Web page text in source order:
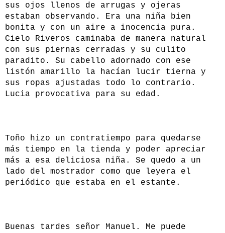
sus ojos llenos de arrugas y ojeras
estaban observando. Era una niña bien
bonita y con un aire a inocencia pura.
Cielo Riveros caminaba de manera natural
con sus piernas cerradas y su culito
paradito. Su cabello adornado con ese
listón amarillo la hacían lucir tierna y
sus ropas ajustadas todo lo contrario.
Lucia provocativa para su edad.
Toño hizo un contratiempo para quedarse
más tiempo en la tienda y poder apreciar
más a esa deliciosa niña. Se quedo a un
lado del mostrador como que leyera el
periódico que estaba en el estante.
Buenas tardes señor Manuel. Me puede